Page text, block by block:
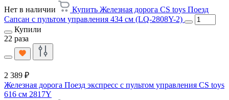
Нет в наличии
Купить Железная дорога CS toys Поезд
Сапсан с пультом управления 434 см (LQ-2808Y-2)
Купили
22 раза
2 389 ₽
Железная дорога Поезд экспресс с пультом управления CS toys
616 см 2817Y